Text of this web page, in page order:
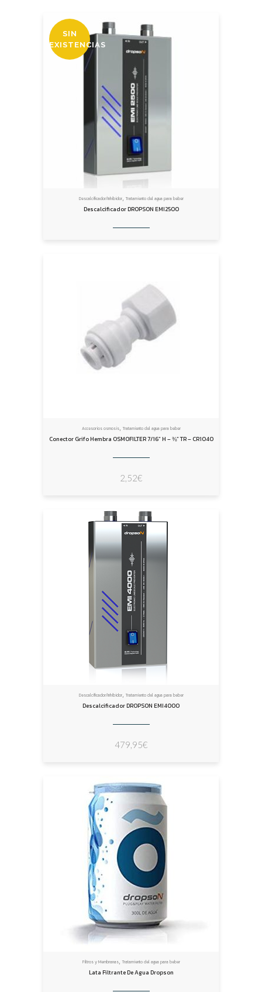
SIN
EXISTENCIAS
Descalcificador/Inhibidor, Tratamiento del agua para beber
Descalcificador DROPSON EMI2500
Accesorios osmosis, Tratamiento del agua para beber
Conector Grifo Hembra OSMOFILTER 7/16” H – ⅜” TR – CR1040
2,52€
Descalcificador/Inhibidor, Tratamiento del agua para beber
Descalcificador DROPSON EMI4000
479,95€
Filtros y Membranas, Tratamiento del agua para beber
Lata Filtrante De Agua Dropson